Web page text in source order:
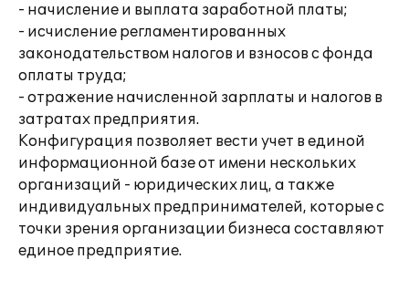
- начисление и выплата заработной платы;
- исчисление регламентированных
законодательством налогов и взносов с фонда
оплаты труда;
- отражение начисленной зарплаты и налогов в
затратах предприятия.
Конфигурация позволяет вести учет в единой
информационной базе от имени нескольких
организаций - юридических лиц, а также
индивидуальных предпринимателей, которые с
точки зрения организации бизнеса составляют
единое предприятие.